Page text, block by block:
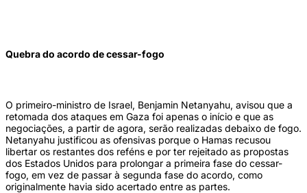
Quebra do acordo de cessar-fogo
O primeiro-ministro de Israel, Benjamin Netanyahu, avisou que a
retomada dos ataques em Gaza foi apenas o início e que as
negociações, a partir de agora, serão realizadas debaixo de fogo.
Netanyahu justificou as ofensivas porque o Hamas recusou
libertar os restantes dos reféns e por ter rejeitado as propostas
dos Estados Unidos para prolongar a primeira fase do cessar-
fogo, em vez de passar à segunda fase do acordo, como
originalmente havia sido acertado entre as partes.